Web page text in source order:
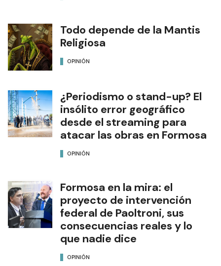
Todo depende de la Mantis
Religiosa
OPINIÓN
¿Periodismo o stand-up? El
insólito error geográfico
desde el streaming para
atacar las obras en Formosa
OPINIÓN
Formosa en la mira: el
proyecto de intervención
federal de Paoltroni, sus
consecuencias reales y lo
que nadie dice
OPINIÓN